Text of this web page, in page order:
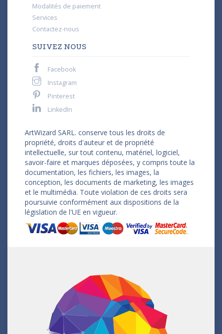
Modalités de paiement
Services
Contactez-nous
SUIVEZ NOUS
Facebook
Instagram
Pinterest
LinkedIn
ArtWizard SARL. conserve tous les droits de
propriété, droits d'auteur et de propriété
intellectuelle, sur tout contenu, matériel, logiciel,
savoir-faire et marques déposées, y compris toute la
documentation, les fichiers, les images, la
conception, les documents de marketing, les images
et le multimédia. Toute violation de ces droits sera
poursuivie conformément aux dispositions de la
législation de l'UE en vigueur.